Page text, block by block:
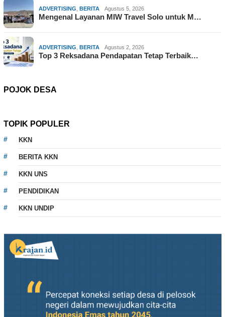
ADVERTISING BERITA Agustus 5, 2026
Mengenal Layanan MIW Travel Solo untuk M…
ADVERTISING BERITA Agustus 2, 2026
Top 3 Reksadana Pendapatan Tetap Terbaik…
POJOK DESA
TOPIK POPULER
KKN
BERITA KKN
KKN UNS
PENDIDIKAN
KKN UNDIP